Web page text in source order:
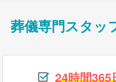
葬儀専門スタッ
24時間365